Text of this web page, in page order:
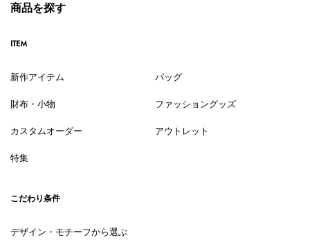
商品を探す
ITEM
新作アイテム バッグ
財布・小物 ファッショングッズ
カスタムオーダー アウトレット
特集
こだわり条件
デザイン・モチーフから選ぶ